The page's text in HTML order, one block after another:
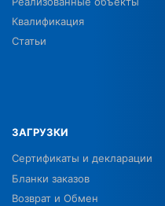
Квалификация
Статьи
ЗАГРУЗКИ
Сертификаты и декларации
Бланки заказов
Возврат и Обмен